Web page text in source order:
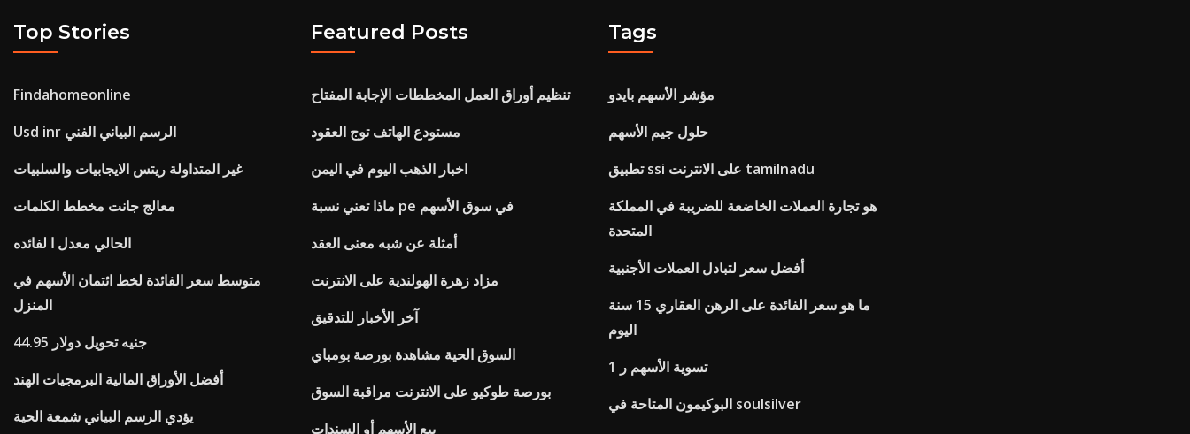
Top Stories
Findahomeonline
Usd inr الرسم البياني الفني
غير المتداولة ريتس الايجابيات والسلبيات
معالج جانت مخطط الكلمات
الحالي معدل ا لفائده
متوسط ​​سعر الفائدة لخط ائتمان الأسهم في
المنزل
44.95 جنيه تحويل دولار
أفضل الأوراق المالية البرمجيات الهند
يؤدي الرسم البياني شمعة الحية
Featured Posts
تنظيم أوراق العمل المخططات الإجابة المفتاح
مستودع الهاتف توج العقود
اخبار الذهب اليوم في اليمن
ماذا تعني نسبة pe في سوق الأسهم
أمثلة عن شبه معنى العقد
مزاد زهرة الهولندية على الانترنت
آخر الأخبار للتدقيق
السوق الحية مشاهدة بورصة بومباي
بورصة طوكيو على الانترنت مراقبة السوق
بيع الأسهم أو السندات
Tags
مؤشر الأسهم بايدو
حلول جيم الأسهم
تطبيق ssi على الانترنت tamilnadu
هو تجارة العملات الخاضعة للضريبة في المملكة
المتحدة
أفضل سعر لتبادل العملات الأجنبية
ما هو سعر الفائدة على الرهن العقاري 15 سنة
اليوم
تسوية الأسهم ر 1
البوكيمون المتاحة في soulsilver